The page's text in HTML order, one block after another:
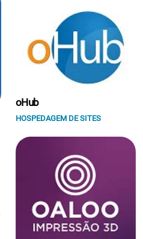
oHub
HOSPEDAGEM DE SITES